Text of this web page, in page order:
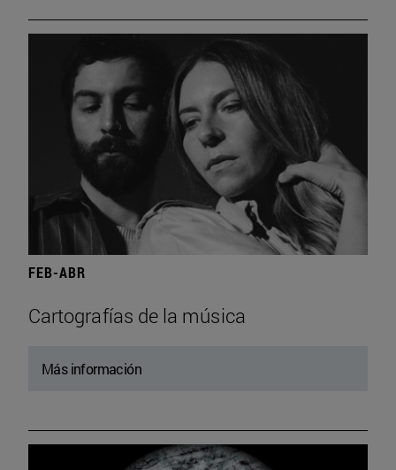
FEB-ABR
Cartografías de la música
Más información